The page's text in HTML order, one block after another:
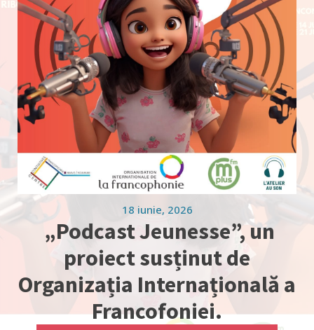
18 iunie, 2026
„Podcast Jeunesse”, un
proiect susținut de
Organizația Internațională a
Francofoniei.